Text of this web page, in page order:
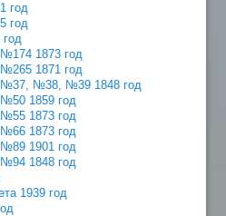
год
год
№174 1873 год
№265 1871 год
№37, №38, №39 1848 год
№50 1859 год
№55 1873 год
№66 1873 год
№89 1901 год
№94 1848 год
1939 год